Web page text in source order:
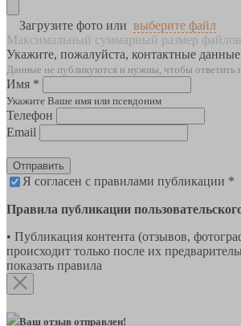
Загрузите фото или выберите файл
Максимальный суммарный размер
Укажите, пожалуйста, контактные данные
Данные не публикуются и нужны, чтобы ответить
Имя *
Укажите Ваше имя или псевдоним
Телефон
Email
Отправить
Я согласен с правилами публикации *
Правила публикации
• Публикация контента (отзывов,
происходит только после их
показать правила
Ваш отзыв отправлен!